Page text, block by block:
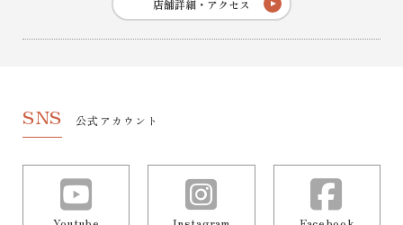
店舗詳細・アクセス
SNS 公式アカウント